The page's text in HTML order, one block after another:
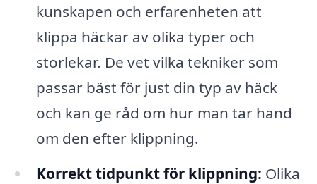
kunskapen och erfarenheten att
klippa häckar av olika typer och
storlekar. De vet vilka tekniker som
passar bäst för just din typ av häck
och kan ge råd om hur man tar hand
om den efter klippning.
Korrekt tidpunkt för klippning: Olika